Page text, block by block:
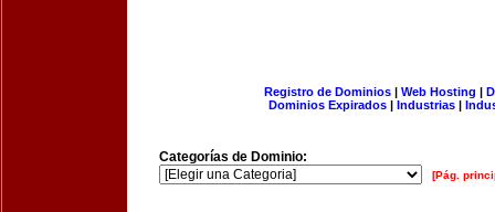
Registro de Dominios| Web Hosting |
Dominios Expirados | Industrias |
Categorías de Dominio:
[Pág.